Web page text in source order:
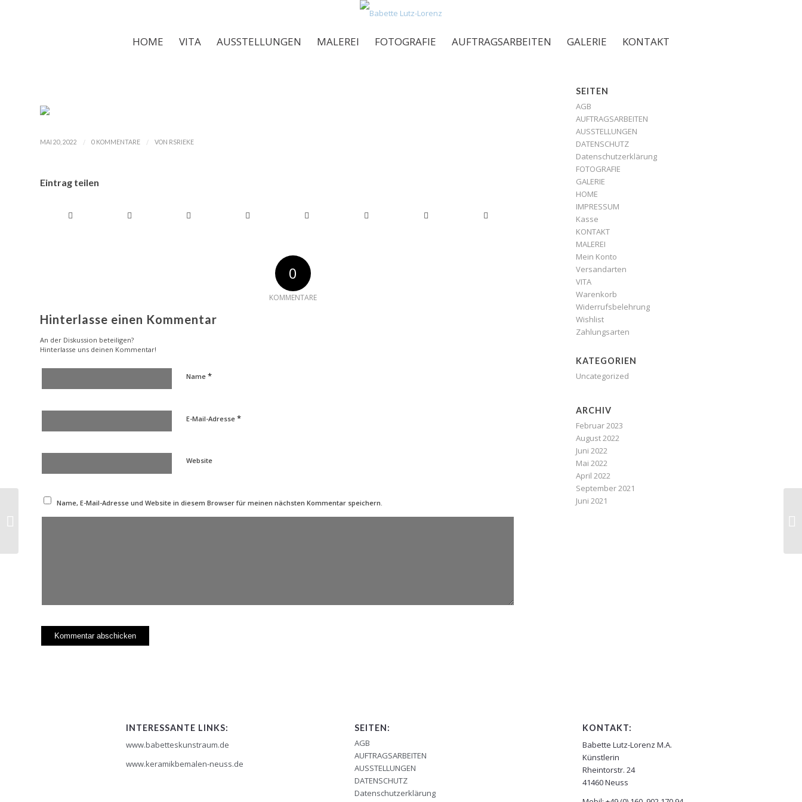
HOME VITA AUSSTELLUNGEN MALEREI FOTOGRAFIE AUFTRAGSARBEITEN GALERIE KONTAKT
MAI 20, 2022 / 0 KOMMENTARE / VON RSRIEKE
Eintrag teilen
0
KOMMENTARE
Hinterlasse einen Kommentar
An der Diskussion beteiligen?
Hinterlasse uns deinen Kommentar!
Name *
E-Mail-Adresse *
Website
Name, E-Mail-Adresse und Website in diesem Browser für meinen nächsten Kommentar speichern.
SEITEN
AGB
AUFTRAGSARBEITEN
AUSSTELLUNGEN
DATENSCHUTZ
Datenschutzerklärung
FOTOGRAFIE
GALERIE
HOME
IMPRESSUM
Kasse
KONTAKT
MALEREI
Mein Konto
Versandarten
VITA
Warenkorb
Widerrufsbelehrung
Wishlist
Zahlungsarten
KATEGORIEN
Uncategorized
ARCHIV
Februar 2023
August 2022
Juni 2022
Mai 2022
April 2022
September 2021
Juni 2021
INTERESSANTE LINKS:
www.babetteskunstraum.de
www.keramikbemalen-neuss.de
SEITEN:
AGB
AUFTRAGSARBEITEN
AUSSTELLUNGEN
DATENSCHUTZ
Datenschutzerklärung
KONTAKT:
Babette Lutz-Lorenz M.A.
Künstlerin
Rheintorstr. 24
41460 Neuss